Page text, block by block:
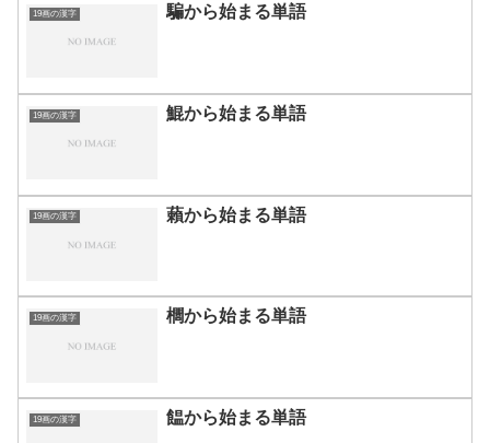
19画の漢字 騙から始まる単語
19画の漢字 鯤から始まる単語
19画の漢字 藾から始まる単語
19画の漢字 櫚から始まる単語
19画の漢字 饂から始まる単語